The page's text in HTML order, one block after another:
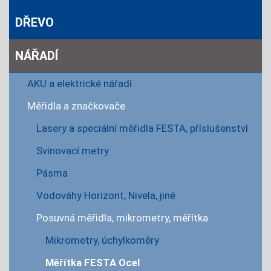
DŘEVO
NÁŘADÍ
AKU a elektrické nářadí
Měřidla a značkovače
Lasery a speciální měřidla FESTA, příslušenství
Svinovací metry
Pásma
Vodováhy Horizont, Nivela, jiné
Posuvná měřidla, mikrometry, měřítka
Mikrometry, úchylkoměry
Měřítka FESTA Ocel